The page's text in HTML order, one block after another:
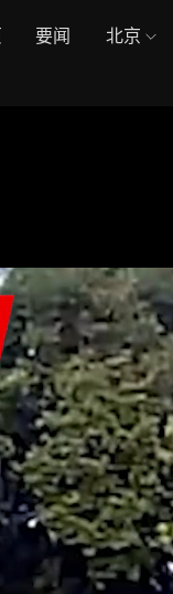
要闻 北京